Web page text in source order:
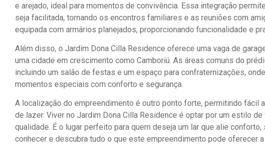
e arejado, ideal para momentos de convivência. Essa integração
seja facilitada, tornando os encontros familiares e as reuniões com
equipada com armários planejados, proporcionando funcionalidade e
Além disso, o Jardim Dona Cilla Residence oferece uma vaga de
uma cidade em crescimento como Camboriú. As áreas comuns do
incluindo um salão de festas e um espaço para confraternizações,
momentos especiais com conforto e segurança.
A localização do empreendimento é outro ponto forte, permitindo fácil
de lazer. Viver no Jardim Dona Cilla Residence é optar por um estilo
qualidade. É o lugar perfeito para quem deseja um lar que alie conforto,
conhecer e descubra tudo o que este empreendimento pode oferecer